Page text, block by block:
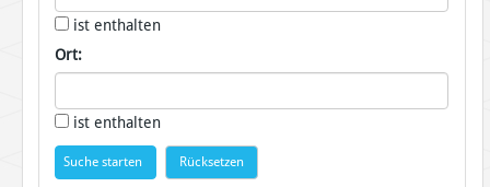
ist enthalten
Ort:
ist enthalten